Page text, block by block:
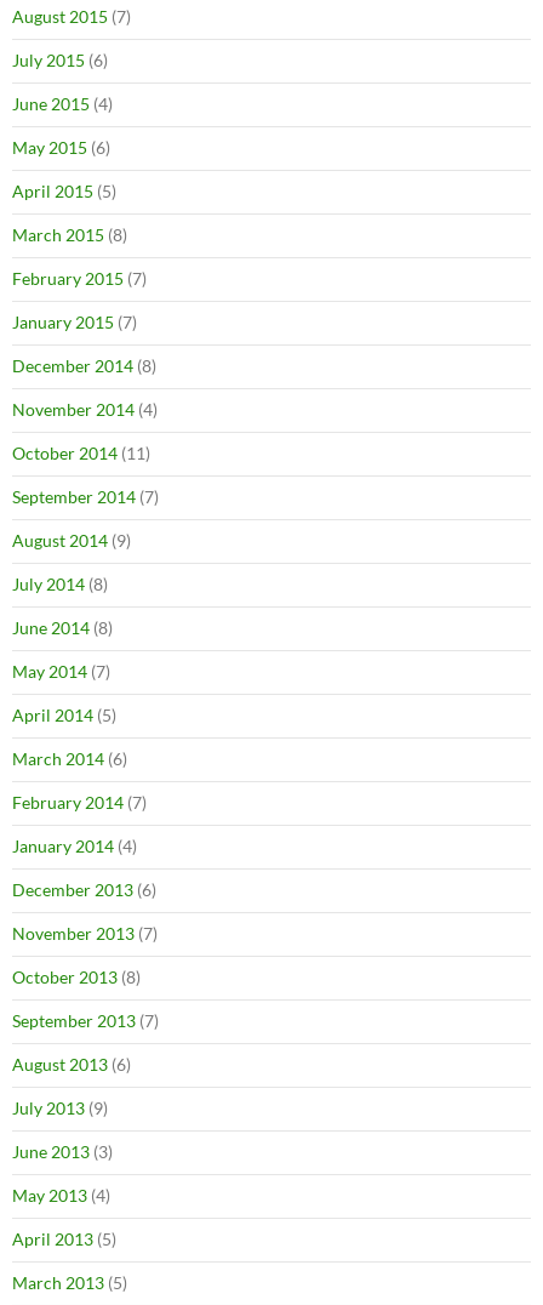
August 2015 (7)
July 2015 (6)
June 2015 (4)
May 2015 (6)
April 2015 (5)
March 2015 (8)
February 2015 (7)
January 2015 (7)
December 2014 (8)
November 2014 (4)
October 2014 (11)
September 2014 (7)
August 2014 (9)
July 2014 (8)
June 2014 (8)
May 2014 (7)
April 2014 (5)
March 2014 (6)
February 2014 (7)
January 2014 (4)
December 2013 (6)
November 2013 (7)
October 2013 (8)
September 2013 (7)
August 2013 (6)
July 2013 (9)
June 2013 (3)
May 2013 (4)
April 2013 (5)
March 2013 (5)